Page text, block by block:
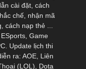
cài đặt, cách
chế, nhận mã
cách nạp thẻ ...
Game
Update lịch thi
ra: AOE, Liên
(LOL), Dota